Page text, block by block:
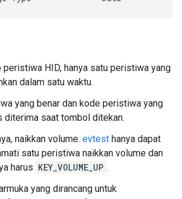
peristiwa HID, hanya satu peristiwa yang
dalam satu waktu.
yang benar dan kode peristiwa yang
diterima saat tombol ditekan.
naikkan volume. evtest hanya dapat
satu peristiwa naikkan volume dan
harus KEY_VOLUME_UP .
yang dirancang untuk